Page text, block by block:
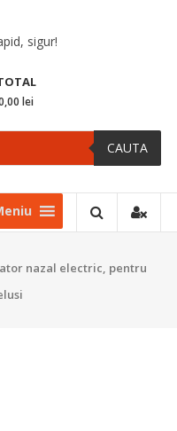
sigur!
lei
CAUTA
nazal electric, pentru